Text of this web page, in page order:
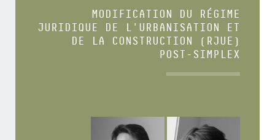
MODIFICATION DU RÉGIME
JURIDIQUE DE L'URBANISATION ET
DE LA CONSTRUCTION (RJUE)
POST-SIMPLEX